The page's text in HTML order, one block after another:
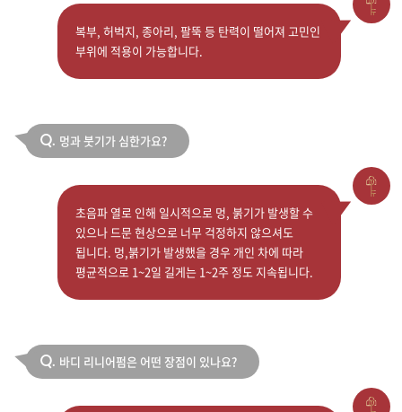
복부, 허벅지, 종아리, 팔뚝 등 탄력이 떨어져 고민인
부위에 적용이 가능합니다.
Q. 멍과 붓기가 심한가요?
초음파 열로 인해 일시적으로 멍, 붉기가 발생할 수
있으나 드문 현상으로 너무 걱정하지 않으셔도
됩니다. 멍,붉기가 발생했을 경우 개인 차에 따라
평균적으로 1~2일 길게는 1~2주 정도 지속됩니다.
Q. 바디 리니어펌은 어떤 장점이 있나요?